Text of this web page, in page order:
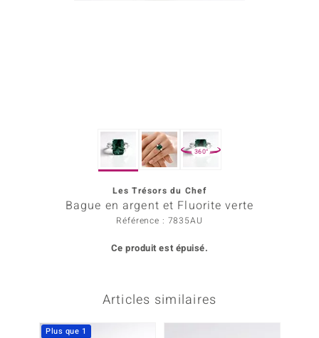
360°
Les Trésors du Chef
Bague en argent et Fluorite verte
Référence : 7835AU
Ce produit est épuisé.
Articles similaires
Plus que 1